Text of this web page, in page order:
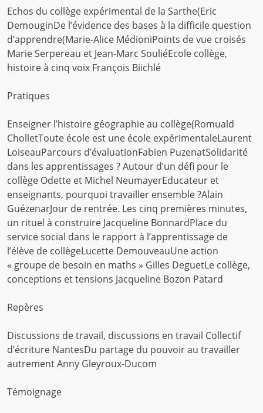
Echos du collège expérimental de la Sarthe(Eric
DemouginDe l’évidence des bases à la difficile question
d’apprendre(Marie-Alice MédioniPoints de vue croisés
Marie Serpereau et Jean-Marc SouliéEcole collège,
histoire à cinq voix François Biichlé
Pratiques
Enseigner l’histoire géographie au collège(Romuald
CholletToute école est une école expérimentaleLaurent
LoiseauParcours d’évaluationFabien PuzenatSolidarité
dans les apprentissages ? Autour d’un défi pour le
collège Odette et Michel NeumayerEducateur et
enseignants, pourquoi travailler ensemble ?Alain
GuézenarJour de rentrée. Les cinq premières minutes,
un rituel à construire Jacqueline BonnardPlace du
service social dans le rapport à l’apprentissage de
l’élève de collègeLucette DemouveauUne action
« groupe de besoin en maths » Gilles DeguetLe collège,
conceptions et tensions Jacqueline Bozon Patard
Repères
Discussions de travail, discussions en travail Collectif
d’écriture NantesDu partage du pouvoir au travailler
autrement Anny Gleyroux-Ducom
Témoignage